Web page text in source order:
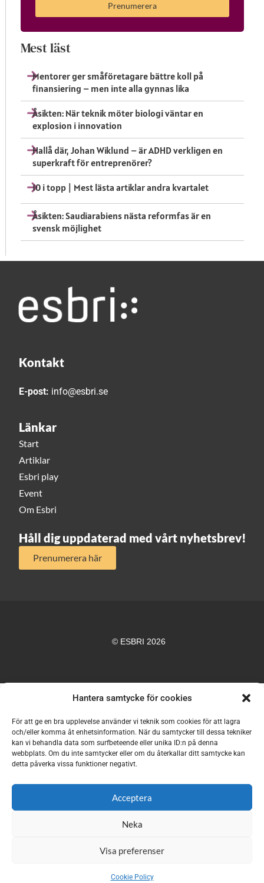
Hantera samtycke för cookies
För att ge en bra upplevelse använder vi teknik som cookies för att lagra
och/eller komma åt enhetsinformation. När du samtycker till dessa tekniker
kan vi behandla data som surfbeteende eller unika ID:n på denna
webbplats. Om du inte samtycker eller om du återkallar ditt samtycke kan
detta påverka vissa funktioner negativt.
Acceptera
Neka
Visa preferenser
Cookie Policy
Prenumerera
Mest läst
Mentorer ger småföretagare bättre koll på
finansiering – men inte alla gynnas lika
Åsikten: När teknik möter biologi väntar en
explosion i innovation
Hallå där, Johan Wiklund – är ADHD verkligen en
superkraft för entreprenörer?
10 i topp | Mest lästa artiklar andra kvartalet
Åsikten: Saudiarabiens nästa reformfas är en
svensk möjlighet
Kontakt
E-post: info@esbri.se
Länkar
Start
Artiklar
Esbri play
Event
Om Esbri
Håll dig uppdaterad med vårt nyhetsbrev!
Prenumerera här
© ESBRI 2026